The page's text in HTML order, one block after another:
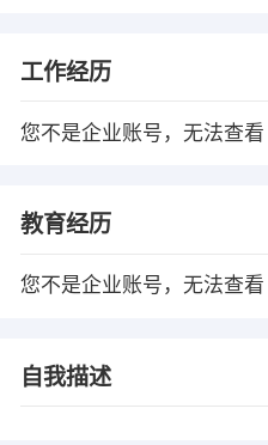
工作经历
您不是企业账号，无法查看
教育经历
您不是企业账号，无法查看
自我描述